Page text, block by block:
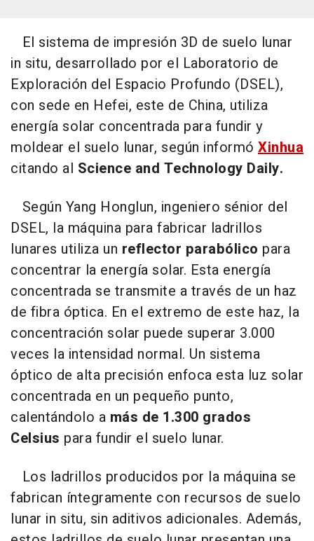
El sistema de impresión 3D de suelo lunar
in situ, desarrollado por el Laboratorio de
Exploración del Espacio Profundo (DSEL),
con sede en Hefei, este de China, utiliza
energía solar concentrada para fundir y
moldear el suelo lunar, según informó Xinhua
citando al Science and Technology Daily.
Según Yang Honglun, ingeniero sénior del
DSEL, la máquina para fabricar ladrillos
lunares utiliza un reflector parabólico para
concentrar la energía solar. Esta energía
concentrada se transmite a través de un haz
de fibra óptica. En el extremo de este haz, la
concentración solar puede superar 3.000
veces la intensidad normal. Un sistema
óptico de alta precisión enfoca esta luz solar
concentrada en un pequeño punto,
calentándolo a más de 1.300 grados
Celsius para fundir el suelo lunar.
Los ladrillos producidos por la máquina se
fabrican íntegramente con recursos de suelo
lunar in situ, sin aditivos adicionales. Además,